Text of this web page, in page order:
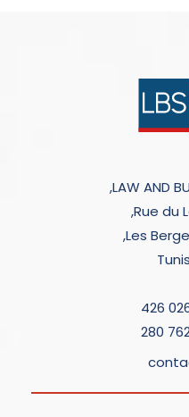
LAW AND
Rue du
Les